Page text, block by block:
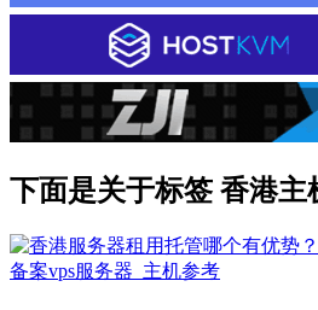
下面是关于标签 香港主